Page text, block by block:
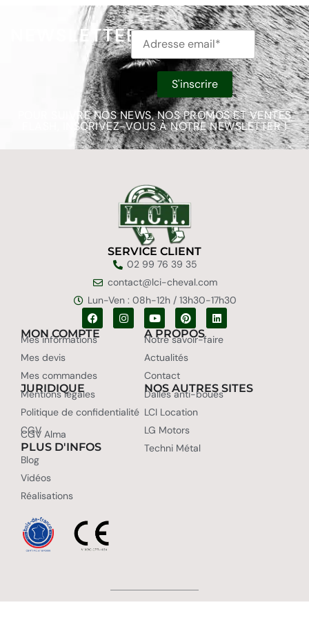
NEWSLETTER
POUR SUIVRE NOS NEWS, NOS PROMOS ET VENTES
FLASH, INSCRIVEZ-VOUS À NOTRE NEWSLETTER !
SERVICE CLIENT
02 99 76 39 35
contact@lci-cheval.com
Lun-Ven : 08h-12h / 13h30-17h30
MON COMPTE
Mes informations
Mes devis
Mes commandes
JURIDIQUE
Mentions légales
Politique de confidentialité
CGV
CGV Alma
A PROPOS
Notre savoir-faire
Actualités
Contact
NOS AUTRES SITES
Dalles anti-boues
LCI Location
LG Motors
Techni Métal
PLUS D'INFOS
Blog
Vidéos
Réalisations